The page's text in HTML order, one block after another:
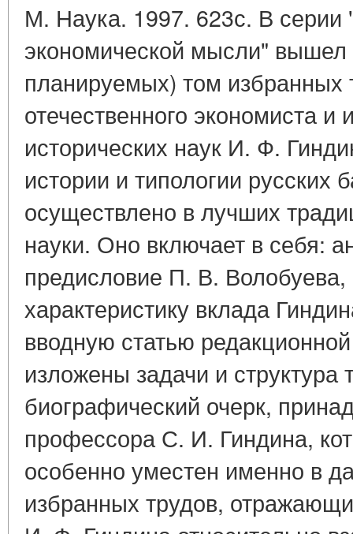
М. Наука. 1997. 623с. В серии
экономической мысли" вышел
планируемых) том избранных
отечественного экономиста и
исторических наук И. Ф.
истории и типологии русских
осуществлено в лучших
науки. Оно включает в себя:
предисловие П. В.
характеристику вклада
вводную статью
изложены задачи и структура
биографический очерк,
профессора С. И. Гиндина,
особенно уместен именно в
избранных трудов,